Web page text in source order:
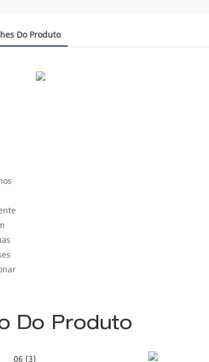
Do Produto
Do Produto